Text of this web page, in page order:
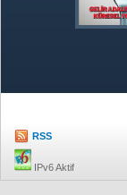
RSS
IPv6 Aktif